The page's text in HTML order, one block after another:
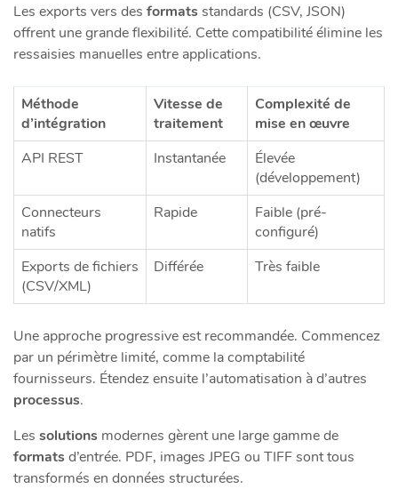
Les exports vers des formatsstandards (CSV, JSON)
offrent une grande flexibilité. Cette compatibilité élimine les
ressaisies manuelles entre applications.
Méthode
d’intégration
Vitesse de
traitement
Complexité de
mise en œuvre
API REST
Instantanée
Élevée
(développement)
Connecteurs
natifs
Rapide
Faible (pré-
configuré)
Exports de fichiers
(CSV/XML)
Différée Très faible
Une approche progressive est recommandée. Commencez
par un périmètre limité, comme la comptabilité
fournisseurs. Étendez ensuite l’automatisation à d’autres
processus.
Les solutions modernes gèrent une large gamme de
formatsd’entrée. PDF, images JPEG ou TIFF sont tous
transformés en données structurées.